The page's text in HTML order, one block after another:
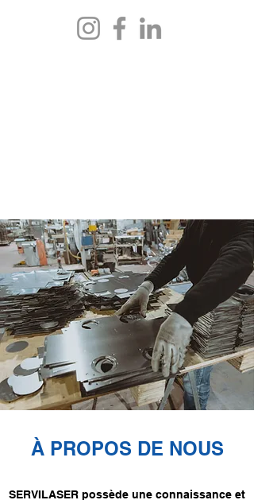
À PROPOS DE NOUS
SERVILASER possède une connaissance et